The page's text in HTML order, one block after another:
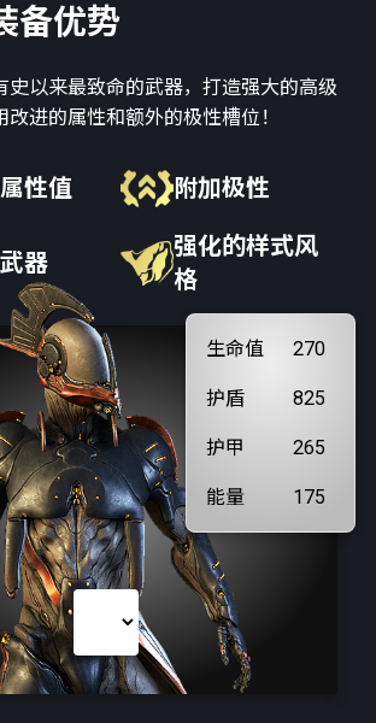
备优势
史以来最致命的武器，打造强大的高级
进的属性和额外的极性槽位！
性值 附加极性
器
强化的样式风
格
生命值 270
护盾 825
护甲 265
能量 175